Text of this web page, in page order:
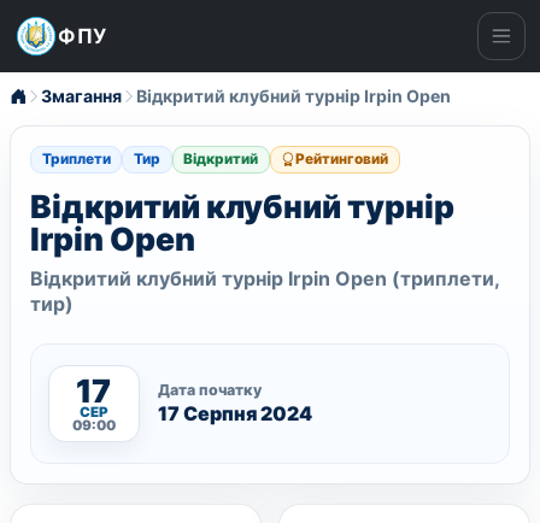
ФПУ
Змагання Відкритий клубний турнір Irpin Open
Триплети Тир Відкритий Рейтинговий
Відкритий клубний турнір
Irpin Open
Відкритий клубний турнір Irpin Open (триплети,
тир)
17
СЕР
09:00
Дата початку
17 Серпня 2024